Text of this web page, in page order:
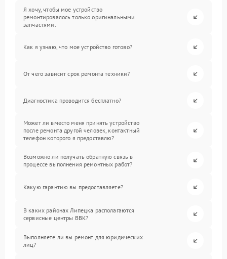
Я хочу, чтобы мое устройство
ремонтировалось только оригинальными
запчастями.
Как я узнаю, что мое устройство готово?
От чего зависит срок ремонта техники?
Диагностика проводится бесплатно?
Может ли вместо меня принять устройство
после ремонта другой человек, контактный
телефон которого я предоставлю?
Возможно ли получать обратную связь в
процессе выполнения ремонтных работ?
Какую гарантию вы предоставляете?
В каких районах Липецка располагаются
сервисные центры BBK?
Выполняете ли вы ремонт для юридических
лиц?